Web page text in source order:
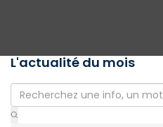
L'actualité du mois